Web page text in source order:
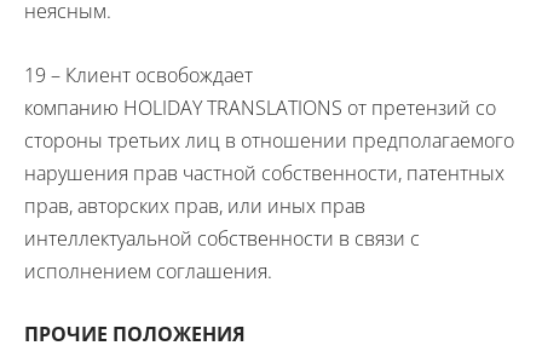
неясным.
19 – Клиент освобождает
компанию HOLIDAYTRANSLATIONS от претензий со
стороны третьих лиц в отношении предполагаемого
нарушения прав частной собственности, патентных
прав, авторских прав, или иных прав
интеллектуальной собственности в связи с
исполнением соглашения.
ПРОЧИЕ ПОЛОЖЕНИЯ